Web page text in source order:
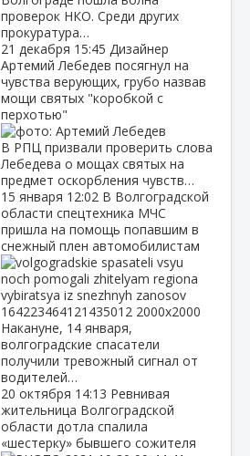
проверок НКО. Среди других
прокуратура…
21 декабря 15:45 Дизайнер
Артемий Лебедев посягнул на
чувства верующих, грубо назвав
мощи святых "коробкой с
перхотью"
В РПЦ призвали проверить слова
Лебедева о мощах святых на
предмет оскорбления чувств…
15 января 12:02 В Волгоградской
области спецтехника МЧС
пришла на помощь попавшим в
снежный плен автомобилистам
Накануне, 14 января,
волгоградские спасатели
получили тревожный сигнал от
водителей…
20 октября 14:13 Ревнивая
жительница Волгоградской
области дотла спалила
«шестерку» бывшего сожителя